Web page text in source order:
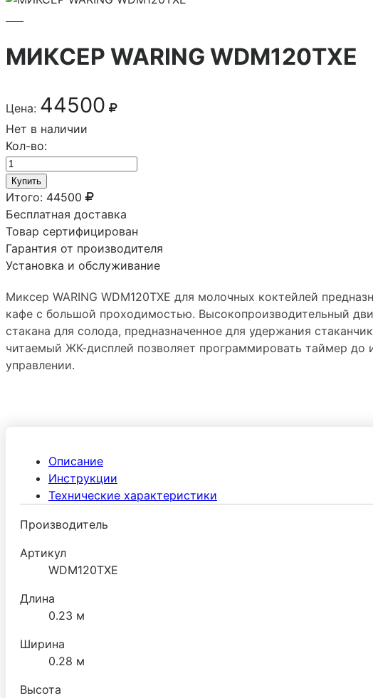
МИКСЕР WARING WDM120TXE
Цена: 44500
Нет в наличии
Кол-во:
Купить
Итого: 44500
Бесплатная доставка
Товар сертифицирован
Гарантия от производителя
Установка и обслуживание
Миксер WARING WDM120TXE для молочных коктейлей
кафе с большой проходимостью. Высокопроизводительный
стакана для солода, предназначенное для удержания
читаемый ЖК-дисплей позволяет программировать таймер
управлении.
Описание
Инструкции
Технические характеристики
Производитель
Артикул
WDM120TXE
Длина
0.23 м
Ширина
0.28 м
Высота